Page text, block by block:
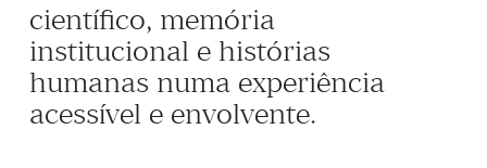
científico, memória
institucional e histórias
humanas numa experiência
acessível e envolvente.